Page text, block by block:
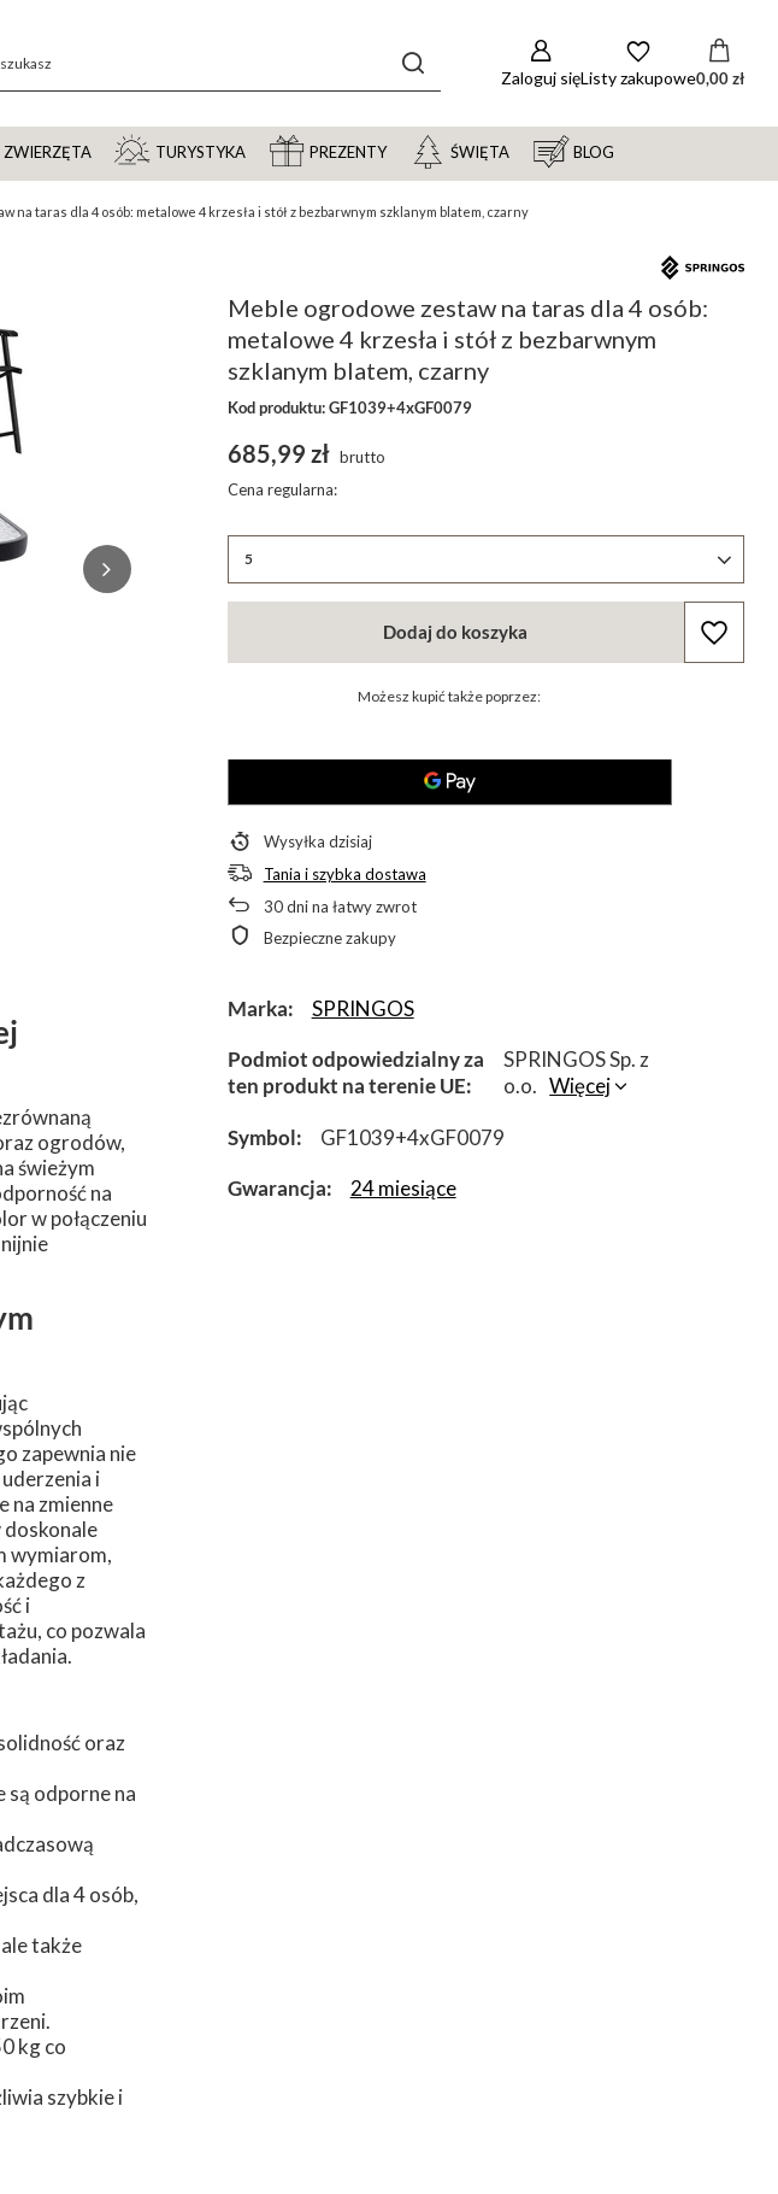
Zaloguj sięListy zakupowe0,00 zł
ZWIERZĘTA TURYSTYKA PREZENTY ŚWIĘTA BLOG
na taras dla 4 osób: metalowe 4 krzesła i stół z bezbarwnym szklanym blatem, czarny
Meble ogrodowe zestaw na taras dla 4 osób:
metalowe 4 krzesła i stół z bezbarwnym
szklanym blatem, czarny
Kod produktu: GF1039+4xGF0079
5
685,99 zł brutto
Cena regularna:
Dodaj do koszyka
Możesz kupić także poprzez:
Wysyłka dzisiaj
Tania i szybka dostawa
30dni na łatwy zwrot
Bezpieczne zakupy
ogrodów,
świeżym
na
w połączeniu
zapewnia nie
i
na zmienne
wymiarom,
z
i
co pozwala
oraz
są odporne na
dla 4 osób,
także
kg co
szybkie i
Marka
SPRINGOS
Podmiot odpowiedzialny za
ten produkt na terenie UE
SPRINGOS Sp. z
o.o. Więcej
Symbol
GF1039+4xGF0079
Gwarancja
24 miesiące